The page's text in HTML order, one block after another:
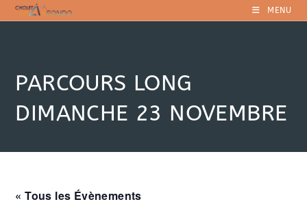
Skip
to
MENU
PARCOURS LONG
DIMANCHE 23 NOVEMBRE
« Tous les Évènements